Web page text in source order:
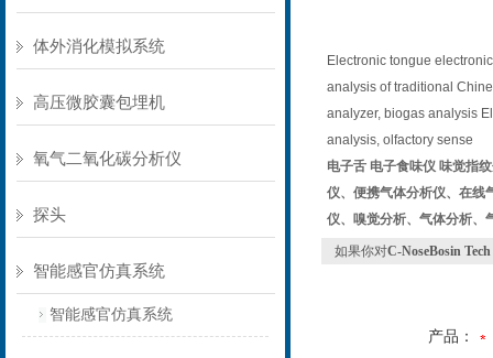
体外消化模拟系统
高压微胶囊包埋机
氧气二氧化碳分析仪
探头
智能感官仿真系统
智能感官仿真系统
Electronic tongue
analysis of traditional
analyzer, biogas analysis
analysis, olfactory sense
电子舌 电子食味仪 味觉指
仪、便携气体分析仪、在线
仪、嗅觉分析、气体分析、
如果你对C-NoseBosin
产品：